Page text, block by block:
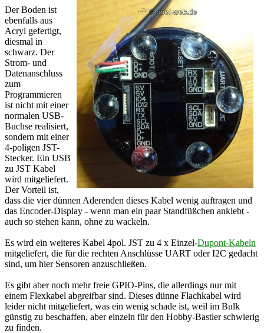
Der Boden ist
ebenfalls aus
Acryl gefertigt,
diesmal in
schwarz. Der
Strom- und
Datenanschluss
zum
Programmieren
ist nicht mit einer
normalen USB-
Buchse realisiert,
sondern mit einer
4-poligen JST-
Stecker. Ein USB
zu JST Kabel
wird mitgeliefert.
Der Vorteil ist,
dass die vier dünnen Aderenden dieses Kabel wenig auftragen und
das Encoder-Display - wenn man ein paar Standfüßchen anklebt -
auch so stehen kann, ohne zu wackeln.
Es wird ein weiteres Kabel 4pol. JST zu 4 x Einzel-Dupont-Kabeln
mitgeliefert, die für die rechten Anschlüsse UART oder I2C gedacht
sind, um hier Sensoren anzuschließen.
Es gibt aber noch mehr freie GPIO-Pins, die allerdings nur mit
einem Flexkabel abgreifbar sind. Dieses dünne Flachkabel wird
leider nicht mitgeliefert, was ein wenig schade ist, weil im Bulk
günstig zu beschaffen, aber einzeln für den Hobby-Bastler schwierig
zu finden.